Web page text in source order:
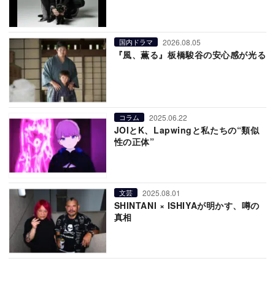
国内ドラマ 2026.08.05
『風、薫る』板橋駿谷の安心感が光る
コラム 2025.06.22
JOIとK、Lapwingと私たちの“類似
性の正体”
文芸 2025.08.01
SHINTANI × ISHIYAが明かす、噂の
真相